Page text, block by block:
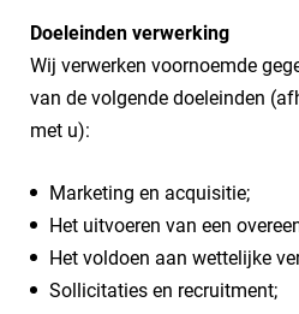
Doeleinden verwerking
Wij verwerken voornoemde
van de volgende doeleinden
met u):
Marketing en acquisitie;
Het uitvoeren van een
Het voldoen aan wettelijke
Sollicitaties en recruitment;